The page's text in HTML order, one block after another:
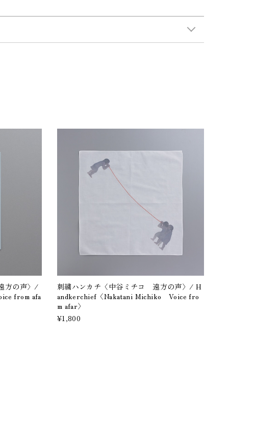
方の声〉/
from afa
刺繍ハンカチ〈中谷ミチコ 遠方の声〉/ H
andkerchief〈Nakatani Michiko Voice fro
m afar〉
¥1,800